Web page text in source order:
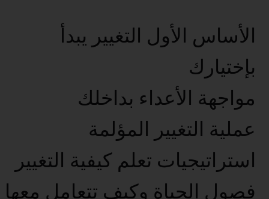
الأساس الأول التغيير يبدأ
بإختيارك
مواجهة الأعداء بداخلك
عملية التغيير المؤلمة
استراتيجيات تعلم كيفية التغيير
فصول الحياة وكيف تتعامل معها